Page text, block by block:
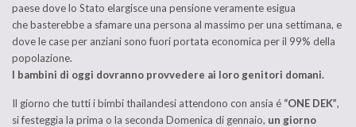
paese dove lo Stato elargisce una pensione veramente esigua
che basterebbe a sfamare una persona al massimo per una settimana, e
dove le case per anziani sono fuori portata economica per il 99% della
popolazione.
I bambini di oggi dovranno provvedere ai loro genitori domani.
Il giorno che tutti i bimbi thailandesi attendono con ansia é “ONE DEK”,
si festeggia la prima o la seconda Domenica di gennaio, un giorno